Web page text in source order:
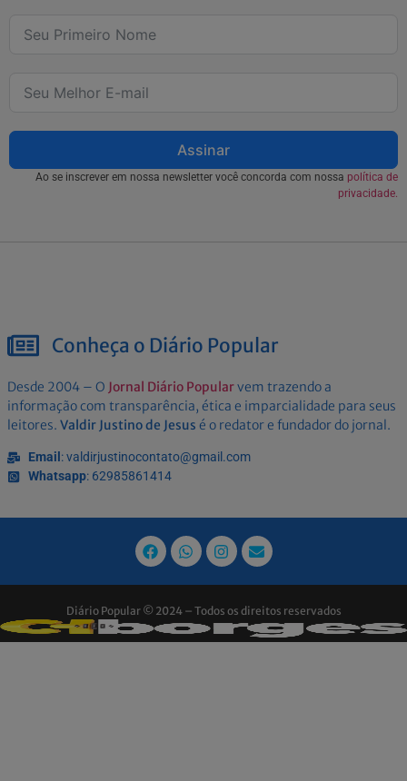
Assinar
Ao se inscrever em nossa newsletter você concorda com nossa política de
privacidade.
Conheça o Diário Popular
Desde 2004 – O Jornal Diário Popularvem trazendo a
informação com transparência, ética e imparcialidade para seus
leitores. Valdir Justino de Jesus é o redator e fundador do jornal.
Email : valdirjustinocontato@gmail.com
Whatsapp: 62985861414
Diário Popular © 2024 – Todos os direitos reservados